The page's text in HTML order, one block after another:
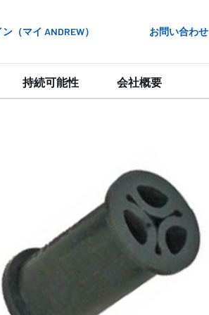
（マイ ANDREW） お問い合わせ
持続可能性 会社概要